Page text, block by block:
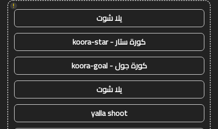
!
يلا شوت
كورة ستار - koora-star
كورة جول - koora-goal
يلا شوت
yalla shoot